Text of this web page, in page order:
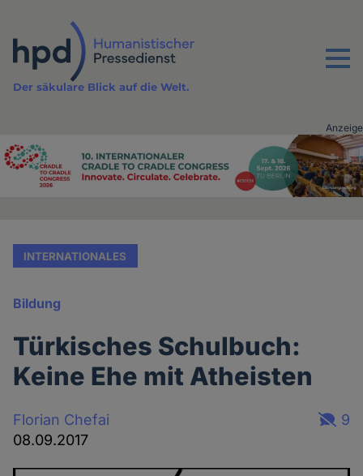
Inhalt
Menu
Der säkulare Blick auf die Welt.
Advertising
Anzeige
INTERNATIONALES
Bildung
Türkisches Schulbuch:
Keine Ehe mit Atheisten
Florian Chefai
08.09.2017
9